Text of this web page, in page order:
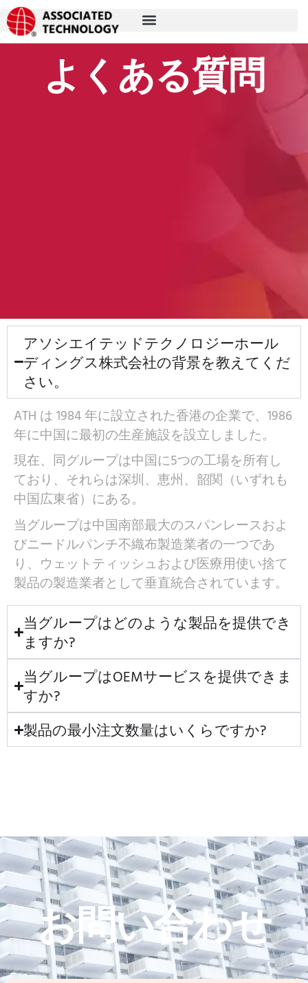
コ
ン
テ
よくある質問
アソシエイテッドテクノロジーホール
ディングス株式会社の背景を教えてくだ
さい。
ATH は 1984 年に設立された香港の企業で、1986
年に中国に最初の生産施設を設立しました。
現在、同グループは中国に5つの工場を所有し
ており、それらは深圳、恵州、韶関（いずれも
中国広東省）にある。
当グループは中国南部最大のスパンレースおよ
びニードルパンチ不織布製造業者の一つであ
り、ウェットティッシュおよび医療用使い捨て
製品の製造業者として垂直統合されています。
当グループはどのような製品を提供でき
ますか?
当グループはOEMサービスを提供できま
すか?
製品の最小注文数量はいくらですか?
お問い合わせ